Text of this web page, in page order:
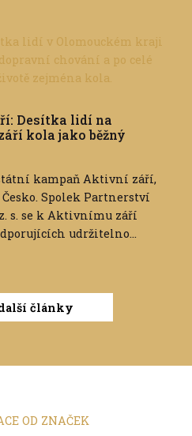
Desítka lidí na
kola jako běžný
kampaň Aktivní září,
Spolek Partnerství
s. se k Aktivnímu září
udržitelno...
články